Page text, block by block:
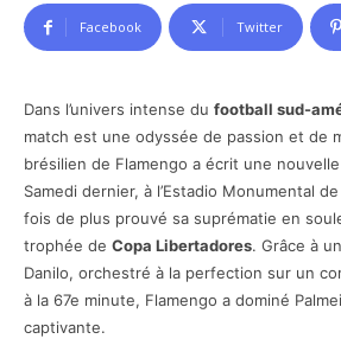
Facebook Twitter
Dans l’univers intense du football sud-
match est une odyssée de passion et de
brésilien de Flamengo a écrit une
Samedi dernier, à l’Estadio Monumental
fois de plus prouvé sa suprématie en
trophée de Copa Libertadores. Grâce à
Danilo, orchestré à la perfection sur un
à la 67e minute, Flamengo a dominé
captivante.